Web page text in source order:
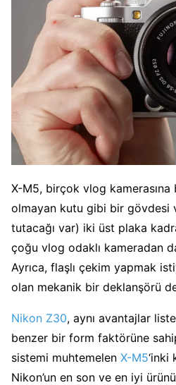
X-M5, birçok vlog kamerasına
olmayan kutu gibi bir gövdesi
tutacağı var) iki üst plaka
çoğu vlog odaklı kameradan
Ayrıca, flaşlı çekim yapmak
olan mekanik bir deklanşörü
Nikon Z30, aynı avantajlar
benzer bir form faktörüne
sistemi muhtemelen X-M5‘inki
Nikon’un en son ve en iyi